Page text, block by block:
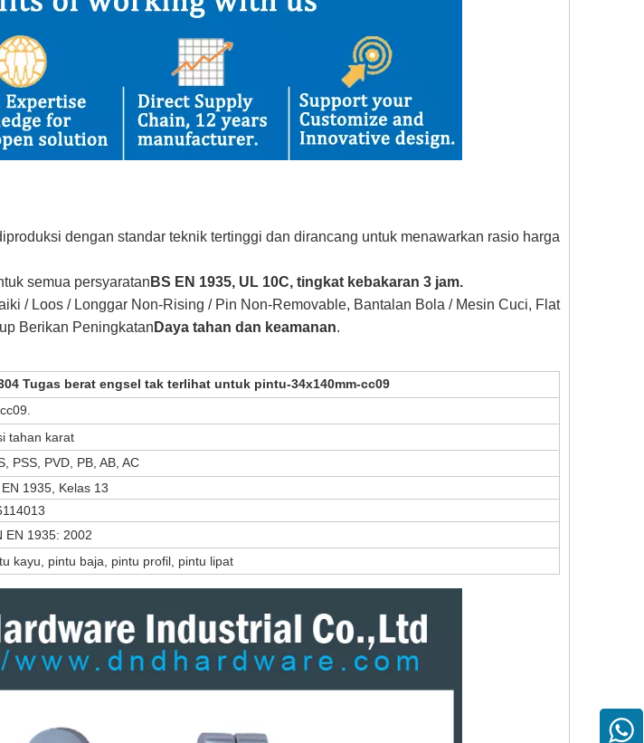
dengan standar teknik tertinggi dan dirancang untuk menawarkan rasio harga
semua persyaratan BS EN 1935, UL 10C, tingkat kebakaran 3 jam.
/ Loos / Longgar Non-Rising / Pin Non-Removable, Bantalan Bola / Mesin Cuci, Flat
Berikan Peningkatan Daya tahan dan keamanan.
Tugas berat engsel tak terlihat untuk pintu-34x140mm-cc09
tahan karat
PSS, PVD, PB, AB, AC
1935, Kelas 13
EN 1935: 2002
kayu, pintu baja, pintu profil, pintu lipat